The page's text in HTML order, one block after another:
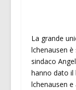
La grande
lchenausen
sindaco
hanno dato il
lchenausen e